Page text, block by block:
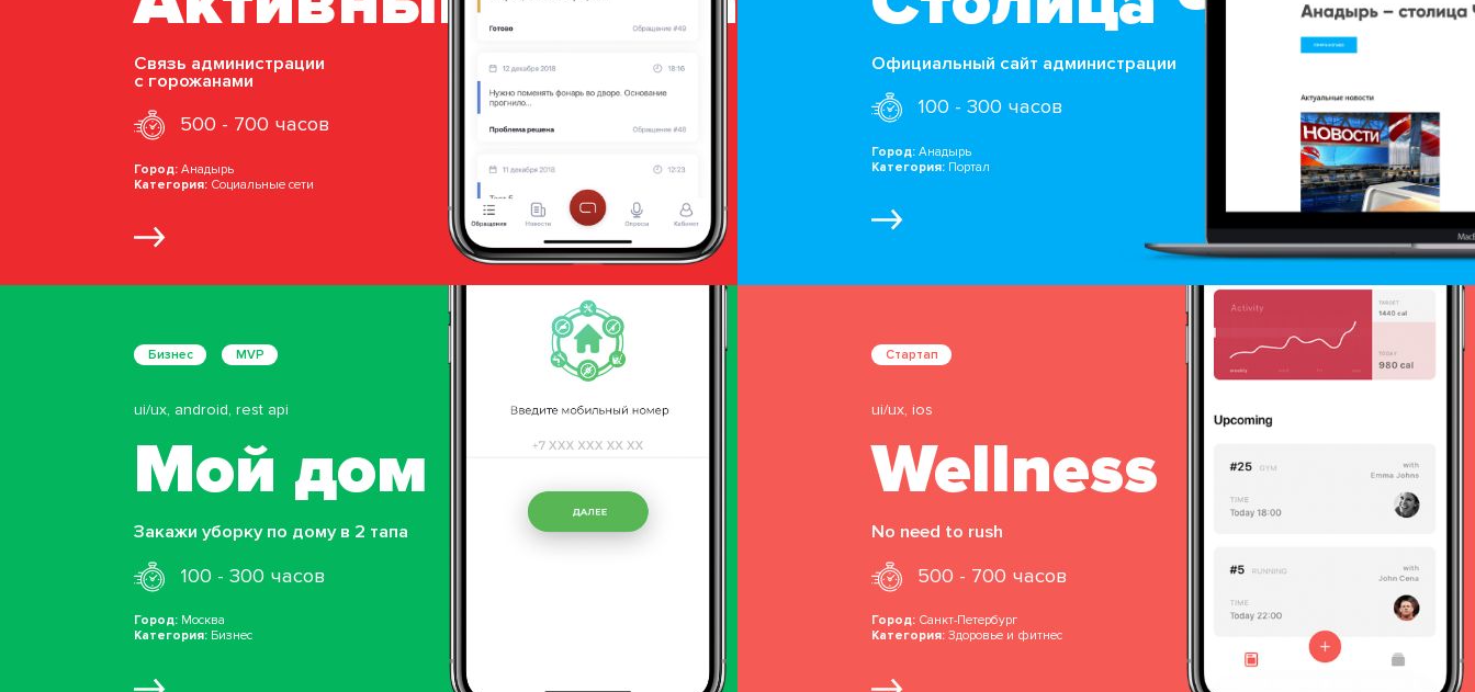
Связь администрации
с горожанами
500 - 700 часов
Город: Анадырь
Категория: Социальные сети
Официальный сайт администрации
100 - 300 часов
Город: Анадырь
Категория: Портал
Бизнес MVP
ui/ux, android, rest api
Мой дом
Закажи уборку по дому в 2 тапа
100 - 300 часов
Город: Москва
Категория: Бизнес
Стартап
ui/ux, ios
Wellness
No need to rush
500 - 700 часов
Город: Санкт-Петербург
Категория: Здоровье и фитнес